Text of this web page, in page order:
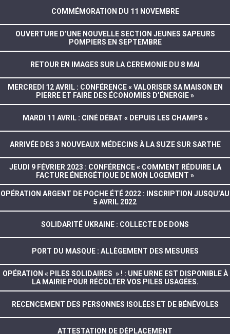
COMMÉMORATION DU 11 NOVEMBRE
OUVERTURE D’UNE NOUVELLE SECTION JEUNES SAPEURS
POMPIERS EN SEPTEMBRE
RETOUR EN IMAGES SUR LA CEREMONIE DU 8 MAI
MERCREDI 12 AVRIL : CONFÉRENCE « VALORISER SA MAISON EN
PIERRE ET FAIRE DES ÉCONOMIES D’ÉNERGIE »
MARDI 11 AVRIL : CINÉ DÉBAT « DEPUIS LES CHAMPS »
ARRIVÉE DES 3 NOUVEAUX MÉDECINS À LA SUZE SUR SARTHE
JEUDI 9 FÉVRIER 2023 : CONFÉRENCE « COMMENT RÉDUIRE LA
FACTURE ÉNERGÉTIQUE DE MON LOGEMENT »
OPÉRATION ARGENT DE POCHE ÉTÉ 2022 : INSCRIPTION JUSQU’AU
5 AVRIL 2022
SOLIDARITÉ UKRAINE : COLLECTE DE DONS
PORT DU MASQUE : ALLÈGEMENT DES MESURES
OPÉRATION « PILES SOLIDAIRES » ! : UNE URNE EST DISPONIBLE À
LA MAIRIE POUR RÉCOLTER VOS PILES USAGÉES.
RECENCEMENT DES PERSONNES ISOLÉES ET DE BÉNÉVOLES
ATTESTATION DE DÉPLACEMENT